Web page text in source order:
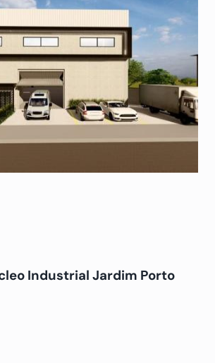
Industrial Jardim Porto